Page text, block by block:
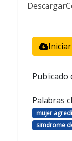
Publicado
Palabras
mujer
simdrome